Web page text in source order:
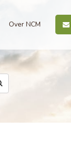
Over NCM